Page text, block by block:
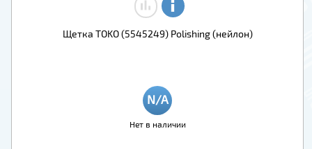
Щетка TOKO (5545249) Polishing (нейлон)
Нет в наличии